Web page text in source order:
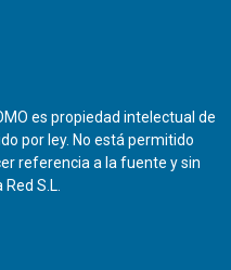
es propiedad intelectual de
por ley. No está permitido
referencia a la fuente y sin
S.L.